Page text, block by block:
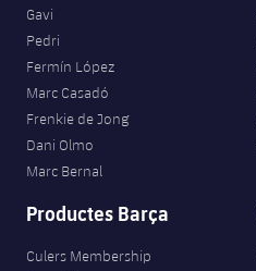
Gavi
Pedri
Fermín López
Marc Casadó
Frenkie de Jong
Dani Olmo
Marc Bernal
Productes Barça
Culers Membership